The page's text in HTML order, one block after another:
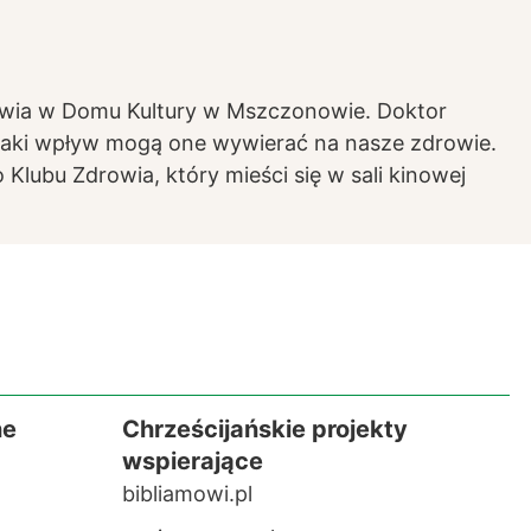
w Domu Kultury w Mszczonowie. Doktor
wpływ mogą one wywierać na nasze zdrowie.
Zdrowia, który mieści się w sali kinowej
Chrześcijańskie projekty
wspierające
bibliamowi.pl